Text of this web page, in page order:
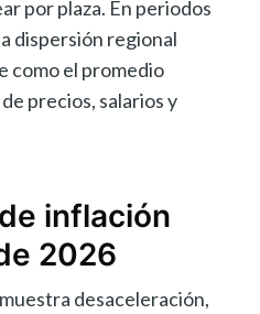
por plaza. En periodos
dispersión regional
como el promedio
precios, salarios y
inflación
2026
desaceleración,